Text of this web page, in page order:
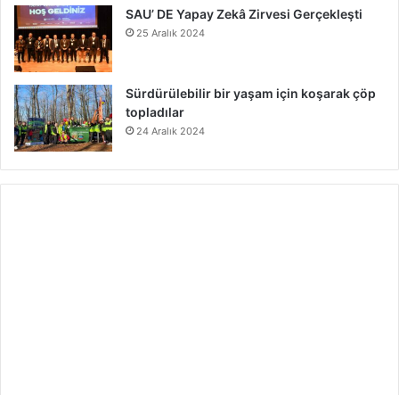
SAU’ DE Yapay Zekâ Zirvesi Gerçekleşti
25 Aralık 2024
Sürdürülebilir bir yaşam için koşarak çöp
topladılar
24 Aralık 2024